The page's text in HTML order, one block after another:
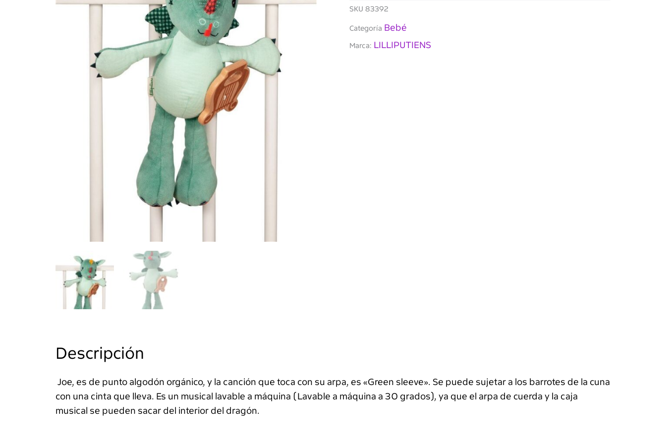
SKU 83392
Categoría Bebé
Marca: LILLIPUTIENS
Descripción
Joe, es de punto algodón orgánico, y la canción que toca con su arpa, es «Green sleeve». Se puede sujetar a los barrotes de la cuna
con una cinta que lleva. Es un musical lavable a máquina (Lavable a máquina a 30 grados), ya que el arpa de cuerda y la caja
musical se pueden sacar del interior del dragón.